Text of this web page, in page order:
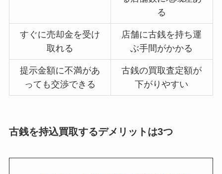
る
すぐに売却金を受け
取れる
店舗に古銭を持ち運
ぶ手間がかかる
提示金額に不満があ
っても交渉できる
古銭の買取査定額が
下がりやすい
古銭を持込買取するデメリットは3つ